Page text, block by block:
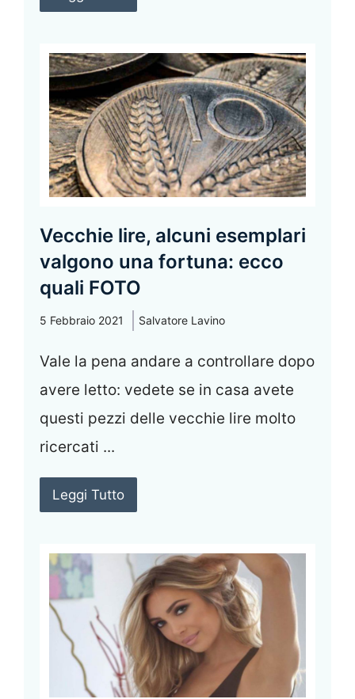
Vecchie lire, alcuni esemplari
valgono una fortuna: ecco
quali FOTO
5 Febbraio 2021 Salvatore Lavino
Vale la pena andare a controllare dopo
avere letto: vedete se in casa avete
questi pezzi delle vecchie lire molto
ricercati ...
Leggi Tutto